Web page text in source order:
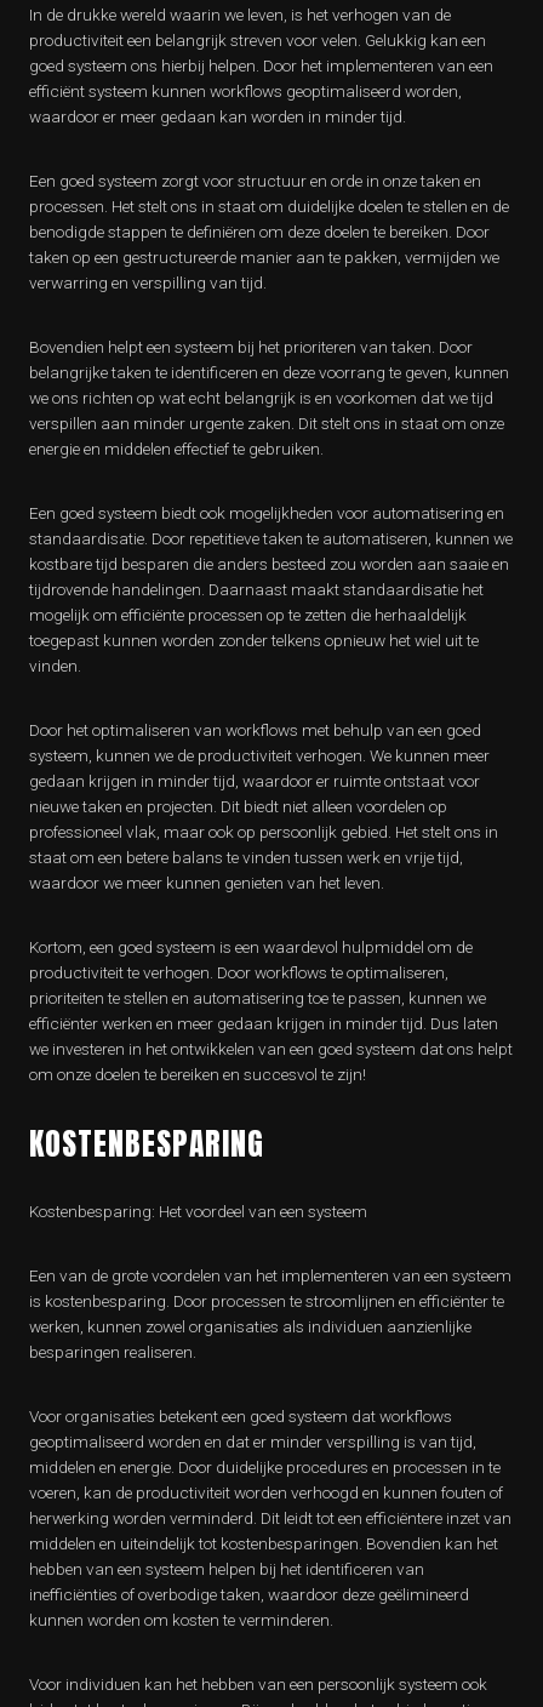
In de drukke wereld waarin we leven, is het verhogen van de
productiviteit een belangrijk streven voor velen. Gelukkig kan een
goed systeem ons hierbij helpen. Door het implementeren van een
efficiënt systeem kunnen workflows geoptimaliseerd worden,
waardoor er meer gedaan kan worden in minder tijd.
Een goed systeem zorgt voor structuur en orde in onze taken en
processen. Het stelt ons in staat om duidelijke doelen te stellen en de
benodigde stappen te definiëren om deze doelen te bereiken. Door
taken op een gestructureerde manier aan te pakken, vermijden we
verwarring en verspilling van tijd.
Bovendien helpt een systeem bij het prioriteren van taken. Door
belangrijke taken te identificeren en deze voorrang te geven, kunnen
we ons richten op wat echt belangrijk is en voorkomen dat we tijd
verspillen aan minder urgente zaken. Dit stelt ons in staat om onze
energie en middelen effectief te gebruiken.
Een goed systeem biedt ook mogelijkheden voor automatisering en
standaardisatie. Door repetitieve taken te automatiseren, kunnen we
kostbare tijd besparen die anders besteed zou worden aan saaie en
tijdrovende handelingen. Daarnaast maakt standaardisatie het
mogelijk om efficiënte processen op te zetten die herhaaldelijk
toegepast kunnen worden zonder telkens opnieuw het wiel uit te
vinden.
Door het optimaliseren van workflows met behulp van een goed
systeem, kunnen we de productiviteit verhogen. We kunnen meer
gedaan krijgen in minder tijd, waardoor er ruimte ontstaat voor
nieuwe taken en projecten. Dit biedt niet alleen voordelen op
professioneel vlak, maar ook op persoonlijk gebied. Het stelt ons in
staat om een betere balans te vinden tussen werk en vrije tijd,
waardoor we meer kunnen genieten van het leven.
Kortom, een goed systeem is een waardevol hulpmiddel om de
productiviteit te verhogen. Door workflows te optimaliseren,
prioriteiten te stellen en automatisering toe te passen, kunnen we
efficiënter werken en meer gedaan krijgen in minder tijd. Dus laten
we investeren in het ontwikkelen van een goed systeem dat ons helpt
om onze doelen te bereiken en succesvol te zijn!
KOSTENBESPARING
Kostenbesparing: Het voordeel van een systeem
Een van de grote voordelen van het implementeren van een systeem
is kostenbesparing. Door processen te stroomlijnen en efficiënter te
werken, kunnen zowel organisaties als individuen aanzienlijke
besparingen realiseren.
Voor organisaties betekent een goed systeem dat workflows
geoptimaliseerd worden en dat er minder verspilling is van tijd,
middelen en energie. Door duidelijke procedures en processen in te
voeren, kan de productiviteit worden verhoogd en kunnen fouten of
herwerking worden verminderd. Dit leidt tot een efficiëntere inzet van
middelen en uiteindelijk tot kostenbesparingen. Bovendien kan het
hebben van een systeem helpen bij het identificeren van
inefficiënties of overbodige taken, waardoor deze geëlimineerd
kunnen worden om kosten te verminderen.
Voor individuen kan het hebben van een persoonlijk systeem ook